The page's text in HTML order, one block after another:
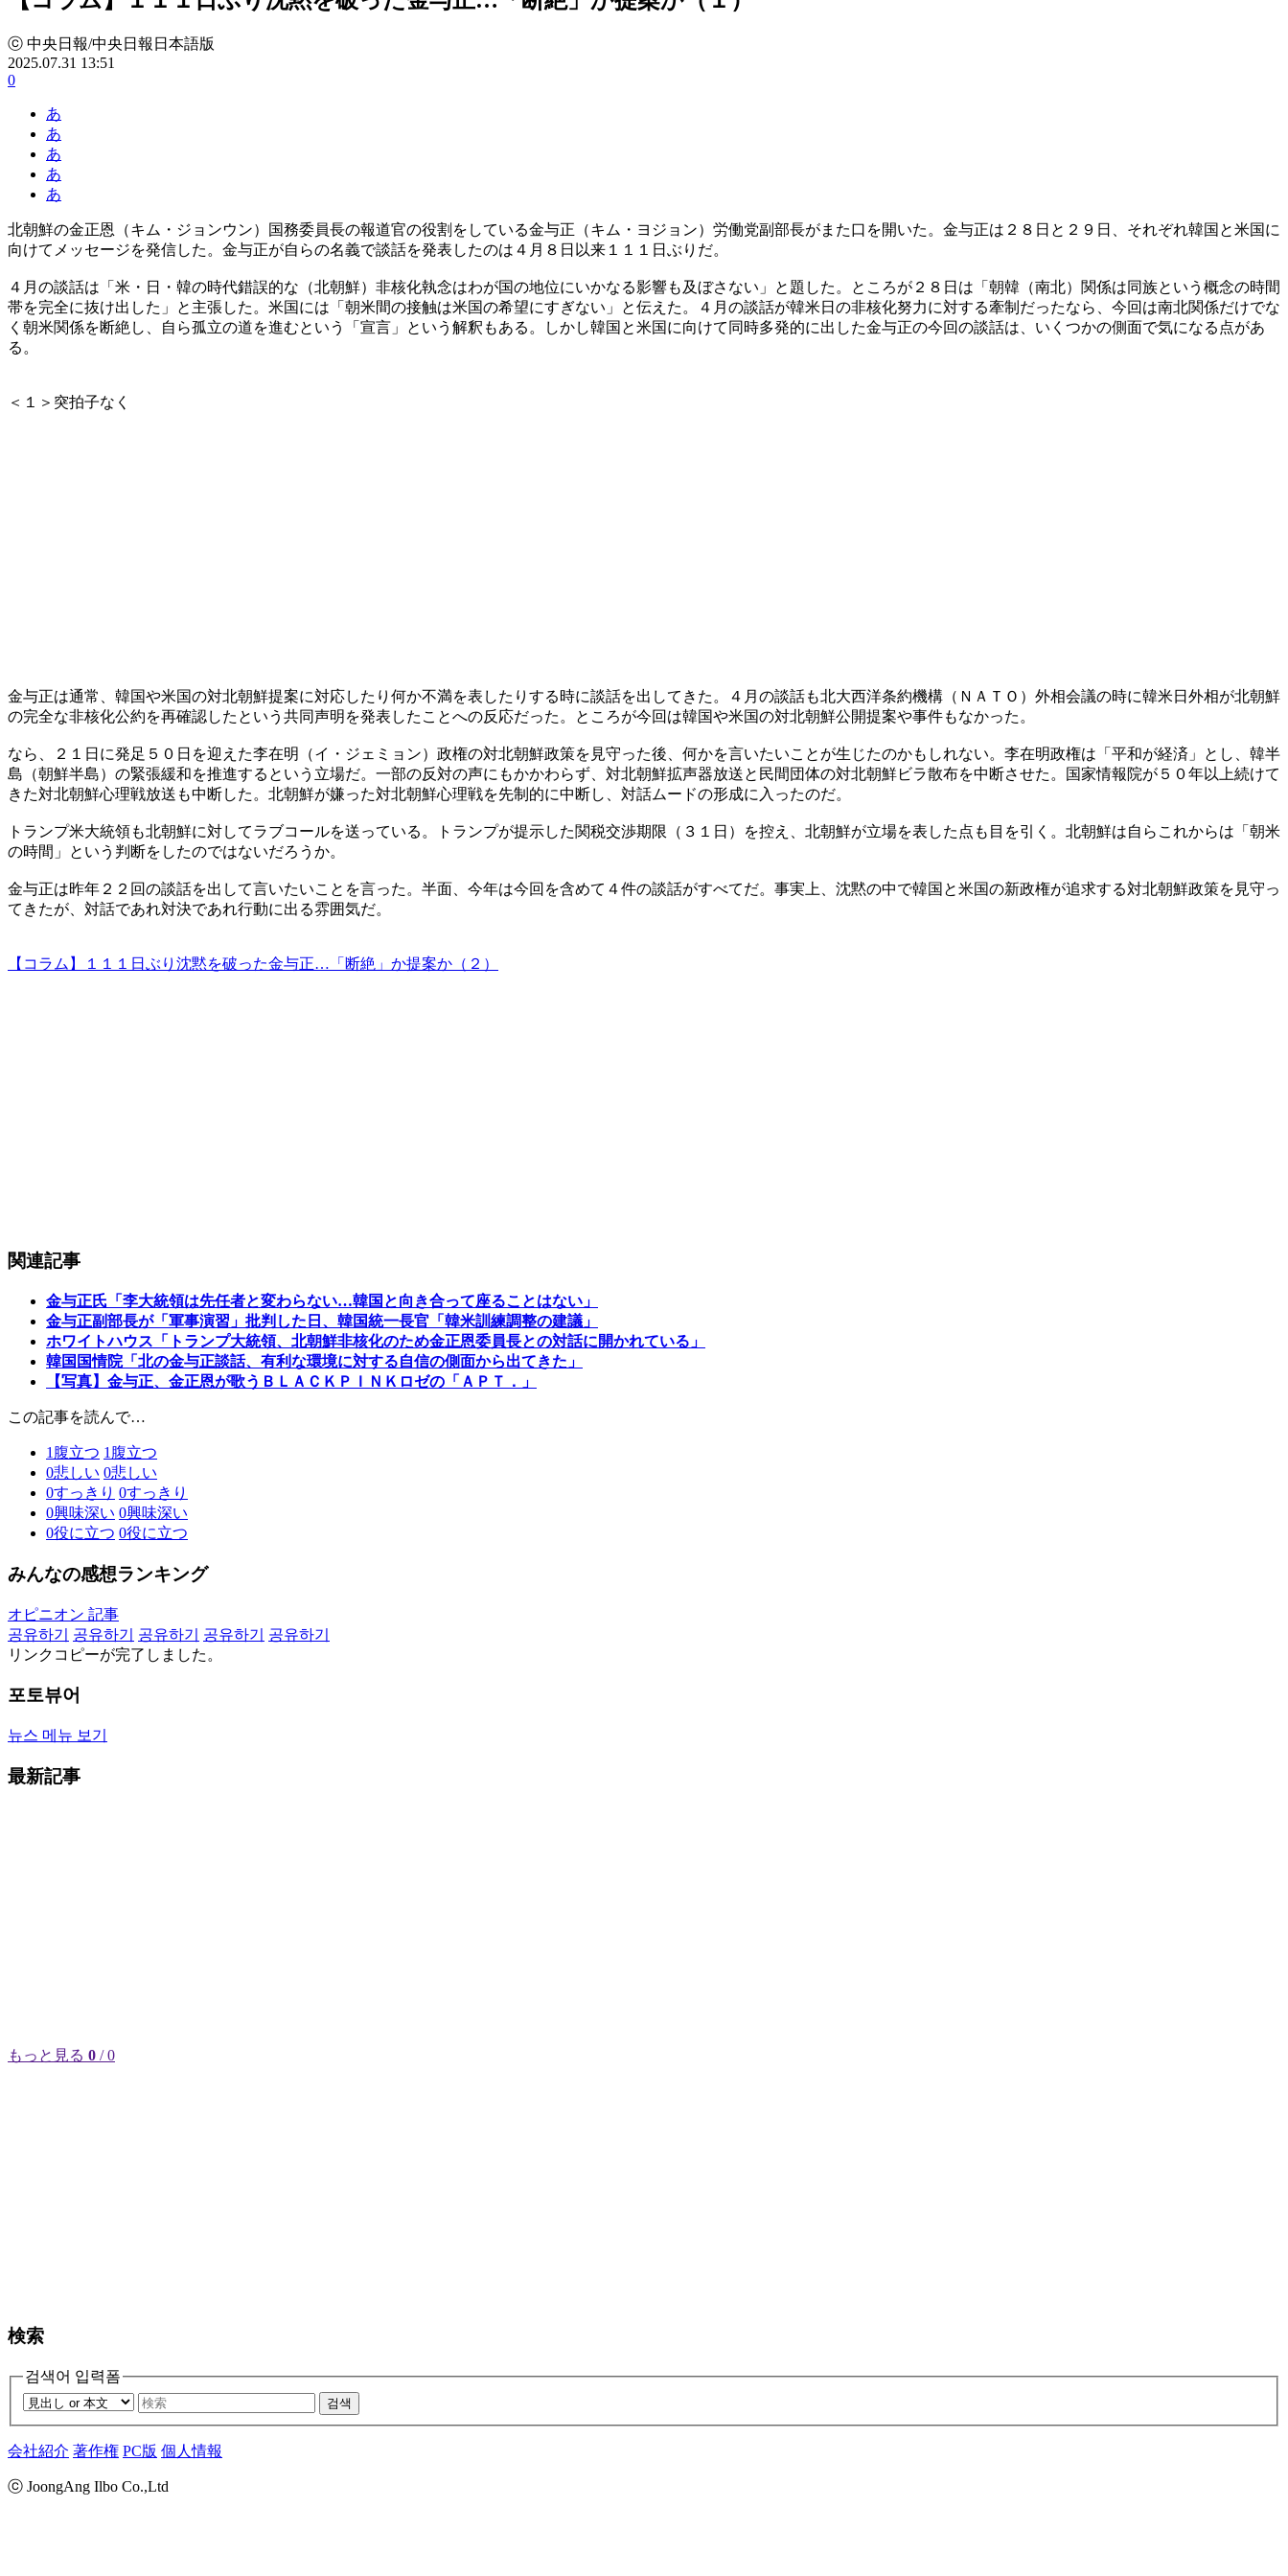
ⓒ 中央日報/中央日報日本語版
2025.07.31 13:51
0
あ
あ
あ
あ
あ
北朝鮮の金正恩（キム・ジョンウン）国務委員長の報道官の役割をしている金与正（キム・ヨジョン）労働党副部長がまた口を開いた。金与正は２８日と２９日、それぞれ韓国と米国に
向けてメッセージを発信した。金与正が自らの名義で談話を発表したのは４月８日以来１１１日ぶりだ。
４月の談話は「米・日・韓の時代錯誤的な（北朝鮮）非核化執念はわが国の地位にいかなる影響も及ぼさない」と題した。ところが２８日は「朝韓（南北）関係は同族という概念の時間
帯を完全に抜け出した」と主張した。米国には「朝米間の接触は米国の希望にすぎない」と伝えた。４月の談話が韓米日の非核化努力に対する牽制だったなら、今回は南北関係だけでな
く朝米関係を断絶し、自ら孤立の道を進むという「宣言」という解釈もある。しかし韓国と米国に向けて同時多発的に出した金与正の今回の談話は、いくつかの側面で気になる点があ
る。
＜１＞突拍子なく
金与正は通常、韓国や米国の対北朝鮮提案に対応したり何か不満を表したりする時に談話を出してきた。４月の談話も北大西洋条約機構（ＮＡＴＯ）外相会議の時に韓米日外相が北朝鮮
の完全な非核化公約を再確認したという共同声明を発表したことへの反応だった。ところが今回は韓国や米国の対北朝鮮公開提案や事件もなかった。
なら、２１日に発足５０日を迎えた李在明（イ・ジェミョン）政権の対北朝鮮政策を見守った後、何かを言いたいことが生じたのかもしれない。李在明政権は「平和が経済」とし、韓半
島（朝鮮半島）の緊張緩和を推進するという立場だ。一部の反対の声にもかかわらず、対北朝鮮拡声器放送と民間団体の対北朝鮮ビラ散布を中断させた。国家情報院が５０年以上続けて
きた対北朝鮮心理戦放送も中断した。北朝鮮が嫌った対北朝鮮心理戦を先制的に中断し、対話ムードの形成に入ったのだ。
トランプ米大統領も北朝鮮に対してラブコールを送っている。トランプが提示した関税交渉期限（３１日）を控え、北朝鮮が立場を表した点も目を引く。北朝鮮は自らこれからは「朝米
の時間」という判断をしたのではないだろうか。
金与正は昨年２２回の談話を出して言いたいことを言った。半面、今年は今回を含めて４件の談話がすべてだ。事実上、沈黙の中で韓国と米国の新政権が追求する対北朝鮮政策を見守っ
てきたが、対話であれ対決であれ行動に出る雰囲気だ。
【コラム】１１１日ぶり沈黙を破った金与正…「断絶」か提案か（２）
関連記事
金与正氏「李大統領は先任者と変わらない…韓国と向き合って座ることはない」
金与正副部長が「軍事演習」批判した日、韓国統一長官「韓米訓練調整の建議」
ホワイトハウス「トランプ大統領、北朝鮮非核化のため金正恩委員長との対話に開かれている」
韓国国情院「北の金与正談話、有利な環境に対する自信の側面から出てきた」
【写真】金与正、金正恩が歌うＢＬＡＣＫＰＩＮＫロゼの「ＡＰＴ．」
この記事を読んで…
1 腹立つ 1 腹立つ
0悲しい 0悲しい
0すっきり 0すっきり
0興味深い 0興味深い
0役に立つ 0役に立つ
みんなの感想ランキング
オピニオン 記事
공유하기
공유하기 공유하기 공유하기
공유하기
リンクコピーが完了しました。
포토뷰어
뉴스 메뉴 보기
最新記事
もっと見る 0 / 0
検索
검색어 입력폼
검색
会社紹介 著作権 PC版 個人情報
ⓒ JoongAng Ilbo Co.,Ltd